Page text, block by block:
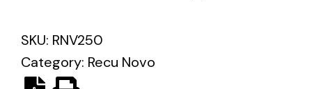
de necesidades.
SKU: RNV250
Category: Recu Novo